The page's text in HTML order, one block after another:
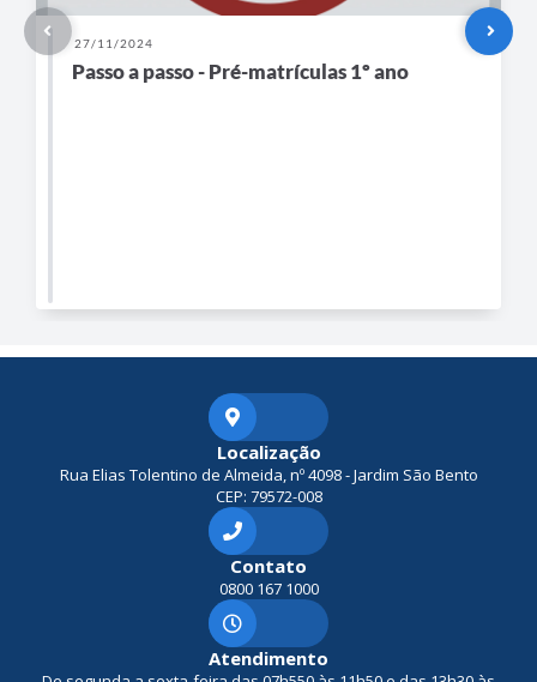
27/11/2024
Passo a passo - Pré-matrículas 1º ano
Localização
Rua Elias Tolentino de Almeida, nº 4098 - Jardim São Bento
CEP: 79572-008
Contato
0800 167 1000
Atendimento